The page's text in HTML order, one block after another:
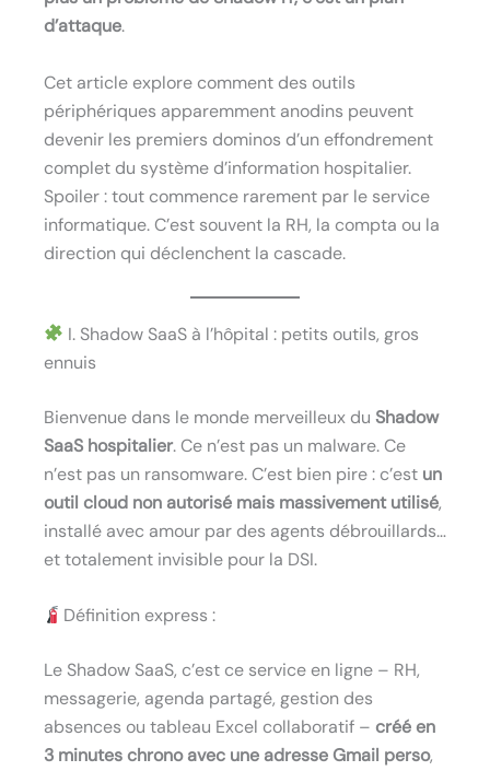
d’attaque.
Cet article explore comment des outils
périphériques apparemment anodins peuvent
devenir les premiers dominos d’un effondrement
complet du système d’information hospitalier.
Spoiler : tout commence rarement par le service
informatique. C’est souvent la RH, la compta ou la
direction qui déclenchent la cascade.
I. Shadow SaaS à l’hôpital : petits outils, gros
ennuis
Bienvenue dans le monde merveilleux du Shadow
SaaS hospitalier. Ce n’est pas un malware. Ce
n’est pas un ransomware. C’est bien pire : c’est un
outil cloud non autorisé mais massivement utilisé,
installé avec amour par des agents débrouillards…
et totalement invisible pour la DSI.
Définition express :
Le Shadow SaaS, c’est ce service en ligne – RH,
messagerie, agenda partagé, gestion des
absences ou tableau Excel collaboratif – créé en
3 minutes chrono avec une adresse Gmail perso,